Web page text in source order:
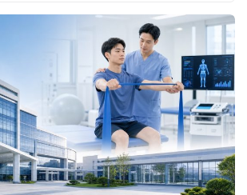
программы лечения и реабилитации;
пациентами с хроническими и сложными
недалеко от Пекина;
медицинских направлений.